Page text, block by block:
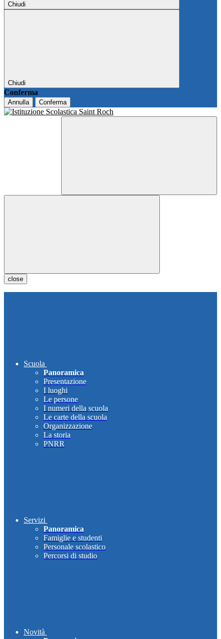
Chiudi
Chiudi
Conferma
Annulla Conferma
close
Scuola
Panoramica
Presentazione
I luoghi
Le persone
I numeri della scuola
Le carte della scuola
Organizzazione
La storia
PNRR
Servizi
Panoramica
Famiglie e studenti
Personale scolastico
Percorsi di studio
Novità